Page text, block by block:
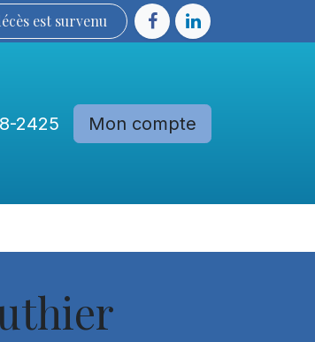
est sur​​​​​​​​ve​nu​​​​​​​​​​
2425 Mon compte